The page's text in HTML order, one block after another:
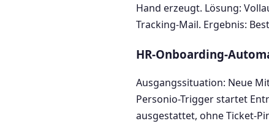
Hand erzeugt. Lösung:
Tracking-Mail. Ergebnis:
HR-Onboarding-
Ausgangssituation: Neue
Personio-Trigger startet
ausgestattet, ohne Ticket-